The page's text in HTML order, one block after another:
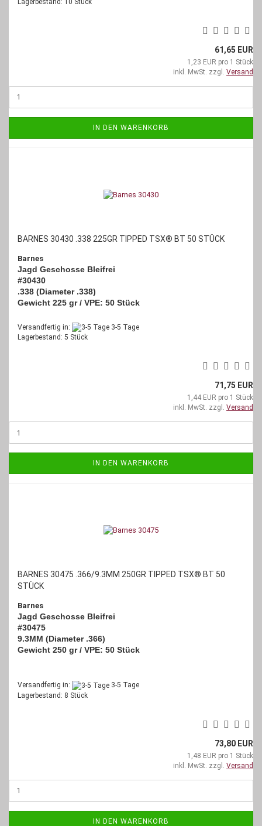
Lagerbestand: 10 Stück
61,65 EUR
1,23 EUR pro 1 Stück
inkl. MwSt. zzgl. Versand
IN DEN WARENKORB
BARNES 30430 .338 225GR TIPPED TSX® BT 50 STÜCK
Barnes
Jagd Geschosse Bleifrei
#30430
.338 (Diameter .338)
Gewicht 225 gr / VPE: 50 Stück
Versandfertig in:
3-5 Tage
Lagerbestand: 5 Stück
71,75 EUR
1,44 EUR pro 1 Stück
inkl. MwSt. zzgl. Versand
IN DEN WARENKORB
BARNES 30475 .366/9.3MM 250GR TIPPED TSX® BT 50
STÜCK
Barnes
Jagd Geschosse Bleifrei
#30475
9.3MM (Diameter .366)
Gewicht 250 gr / VPE: 50 Stück
Versandfertig in:
3-5 Tage
Lagerbestand: 8 Stück
73,80 EUR
1,48 EUR pro 1 Stück
inkl. MwSt. zzgl. Versand
IN DEN WARENKORB